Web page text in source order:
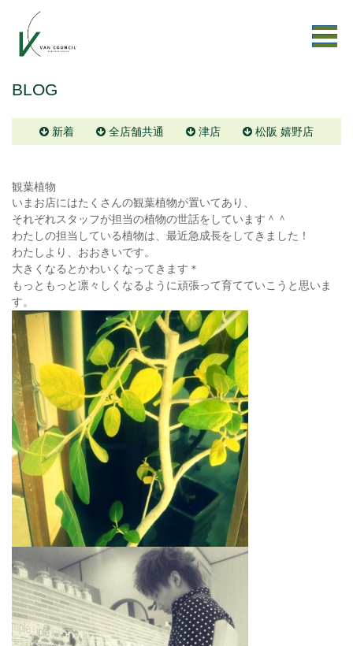
BLOG
新着 全店舗共通 津店 松阪 嬉野店
観葉植物
いまお店にはたくさんの観葉植物が置いてあり、
それぞれスタッフが担当の植物の世話をしています＾＾
わたしの担当している植物は、最近急成長をしてきました！
わたしより、おおきいです。
大きくなるとかわいくなってきます＊
もっともっと凛々しくなるように頑張って育てていこうと思いま
す。